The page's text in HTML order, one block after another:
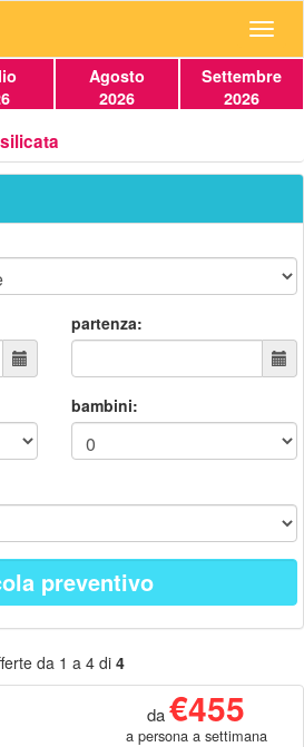
Agosto
2026
Settembre
2026
partenza:
bambini:
preventivo
da 1 a 4 di 4
da€455
a persona a settimana